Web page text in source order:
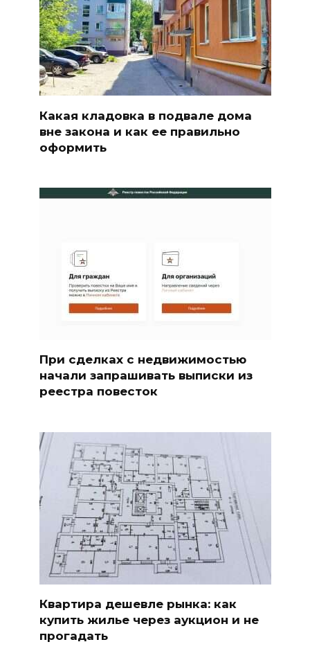
Какая кладовка в подвале дома
вне закона и как ее правильно
оформить
При сделках с недвижимостью
начали запрашивать выписки из
реестра повесток
Квартира дешевле рынка: как
купить жилье через аукцион и не
прогадать